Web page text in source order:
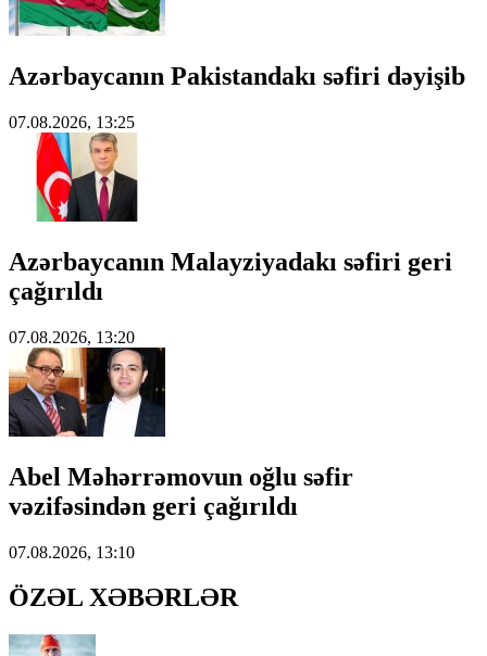
Azərbaycanın Pakistandakı səfiri dəyişib
07.08.2026, 13:25
Azərbaycanın Malayziyadakı səfiri geri
çağırıldı
07.08.2026, 13:20
Abel Məhərrəmovun oğlu səfir
vəzifəsindən geri çağırıldı
07.08.2026, 13:10
ÖZƏL XƏBƏRLƏR